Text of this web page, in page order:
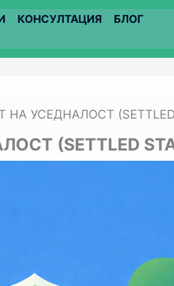
КОНСУЛТАЦИЯ
БЛОГ
УСЕДНАЛОСТ (SETTLED
(SETTLED